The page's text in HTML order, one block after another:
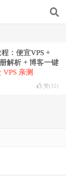
程：便宜VPS +
解析 + 博客一键
亲测
赞(32)